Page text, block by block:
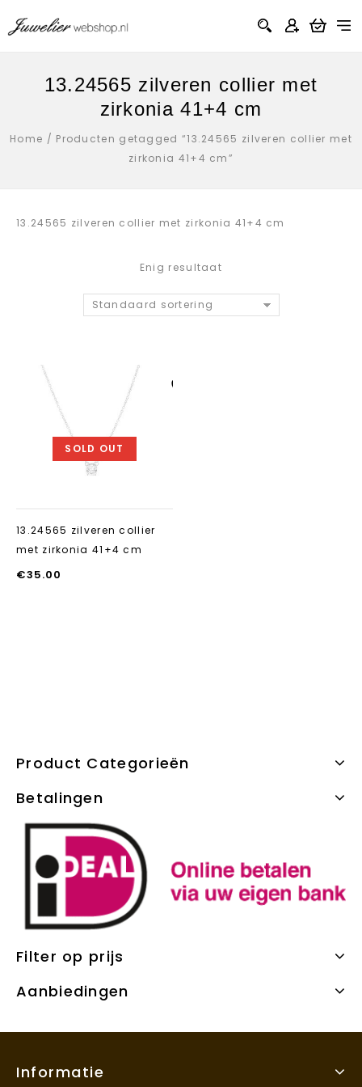
13.24565 zilveren collier met
zirkonia 41+4 cm
Home / Producten getagged “13.24565 zilveren collier met
zirkonia 41+4 cm”
13.24565 zilveren collier met zirkonia 41+4 cm
Enig resultaat
Standaard sortering
SOLD OUT
13.24565 zilveren collier
met zirkonia 41+4 cm
€35.00
Product Categorieën
Betalingen
Filter op prijs
Aanbiedingen
Informatie